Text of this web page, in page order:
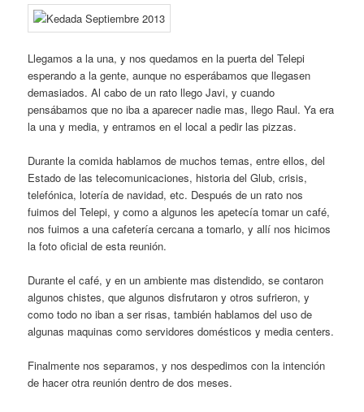
Llegamos a la una, y nos quedamos en la puerta del Telepi
esperando a la gente, aunque no esperábamos que llegasen
demasiados. Al cabo de un rato llego Javi, y cuando
pensábamos que no iba a aparecer nadie mas, llego Raul. Ya era
la una y media, y entramos en el local a pedir las pizzas.
Durante la comida hablamos de muchos temas, entre ellos, del
Estado de las telecomunicaciones, historia del Glub, crisis,
telefónica, lotería de navidad, etc. Después de un rato nos
fuimos del Telepi, y como a algunos les apetecía tomar un café,
nos fuimos a una cafetería cercana a tomarlo, y allí nos hicimos
la foto oficial de esta reunión.
Durante el café, y en un ambiente mas distendido, se contaron
algunos chistes, que algunos disfrutaron y otros sufrieron, y
como todo no iban a ser risas, también hablamos del uso de
algunas maquinas como servidores domésticos y media centers.
Finalmente nos separamos, y nos despedimos con la intención
de hacer otra reunión dentro de dos meses.